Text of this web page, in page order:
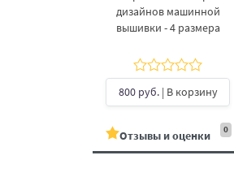
дизайнов машинной
вышивки - 4 размера
800 руб.| В корзину
Отзывы и оценки 0